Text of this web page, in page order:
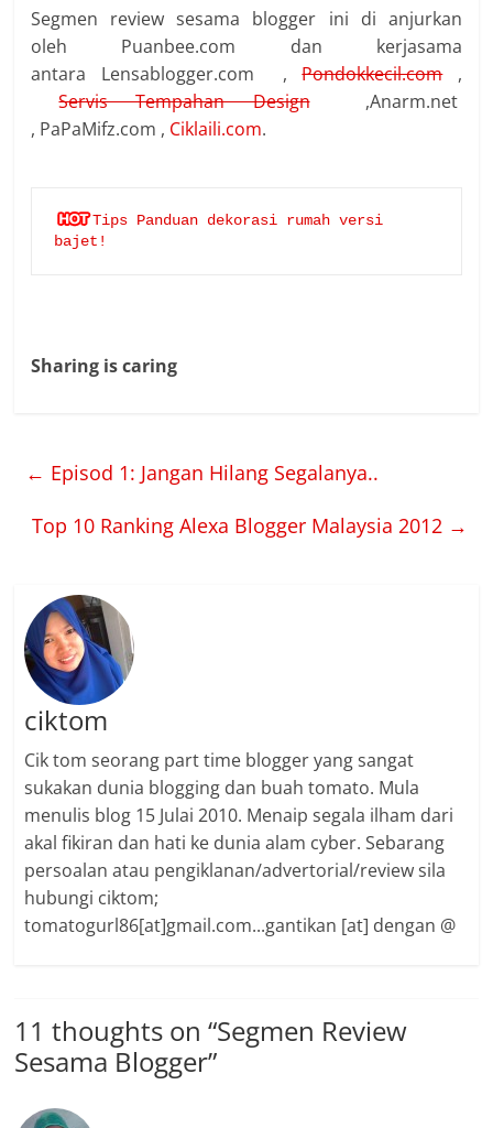
Segmen review sesama blogger ini di anjurkan
oleh Puanbee.com dan kerjasama
antara Lensablogger.com ,Pondokkecil.com,
Servis Tempahan Design,Anarm.net
, PaPaMifz.com , Ciklaili.com.
Tips Panduan dekorasi rumah versi
bajet!
Sharing is caring
← Episod 1: Jangan Hilang Segalanya..
Top 10 Ranking Alexa Blogger Malaysia 2012 →
ciktom
Cik tom seorang part time blogger yang sangat
sukakan dunia blogging dan buah tomato. Mula
menulis blog 15 Julai 2010. Menaip segala ilham dari
akal fikiran dan hati ke dunia alam cyber. Sebarang
persoalan atau pengiklanan/advertorial/review sila
hubungi ciktom;
tomatogurl86[at]gmail.com...gantikan [at] dengan @
11 thoughts on “Segmen Review
Sesama Blogger”